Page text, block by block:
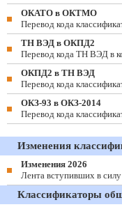
ОКАТО в ОКТМО
Перевод кода
ТН ВЭД в ОКПД2
Перевод кода ТН ВЭД в
ОКПД2 в ТН ВЭД
Перевод кода
ОКЗ-93 в ОКЗ-2014
Перевод кода
Изменения
Изменения 2026
Лента вступивших в
Классификаторы